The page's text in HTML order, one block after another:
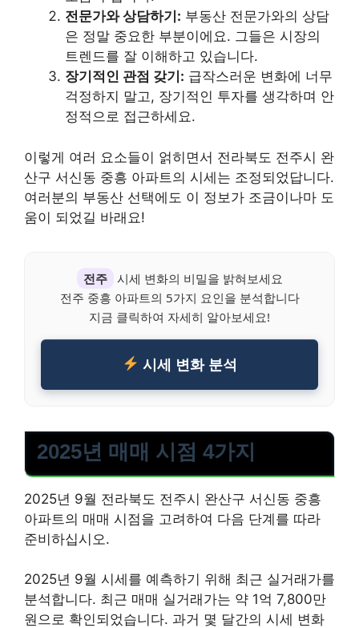
전문가와 상담하기: 부동산 전문가와의 상담
은 정말 중요한 부분이에요. 그들은 시장의
트렌드를 잘 이해하고 있습니다.
장기적인 관점 갖기: 급작스러운 변화에 너무
걱정하지 말고, 장기적인 투자를 생각하며 안
정적으로 접근하세요.
이렇게 여러 요소들이 얽히면서 전라북도 전주시 완
산구 서신동 중흥 아파트의 시세는 조정되었답니다.
여러분의 부동산 선택에도 이 정보가 조금이나마 도
움이 되었길 바래요!
전주
시세 변화의 비밀을 밝혀보세요
전주 중흥 아파트의 5가지 요인을 분석합니다
지금 클릭하여 자세히 알아보세요!
시세 변화 분석
2025년 매매 시점 4가지
2025년 9월 전라북도 전주시 완산구 서신동 중흥
아파트의 매매 시점을 고려하여 다음 단계를 따라
준비하십시오.
2025년 9월 시세를 예측하기 위해 최근 실거래가를
분석합니다. 최근 매매 실거래가는 약 1억 7,800만
원으로 확인되었습니다. 과거 몇 달간의 시세 변화